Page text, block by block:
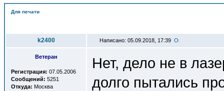
Для печати
k2400 Написано: 05.09.2018, 17:39
Ветеран
Регистрация: 07.05.2006
Сообщений: 5251
Откуда: Москва
Нет, дело не в
долго пытались